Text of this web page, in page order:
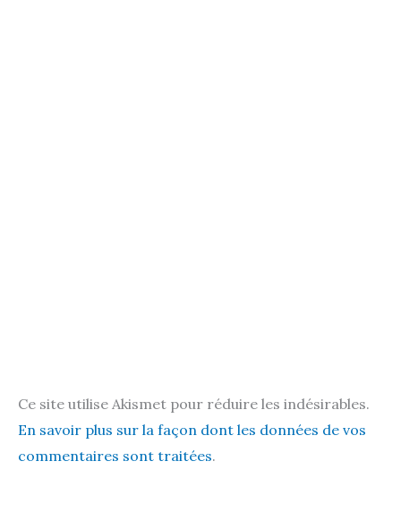
Ce site utilise Akismet pour réduire les indésirables.
En savoir plus sur la façon dont les données de vos
commentaires sont traitées.